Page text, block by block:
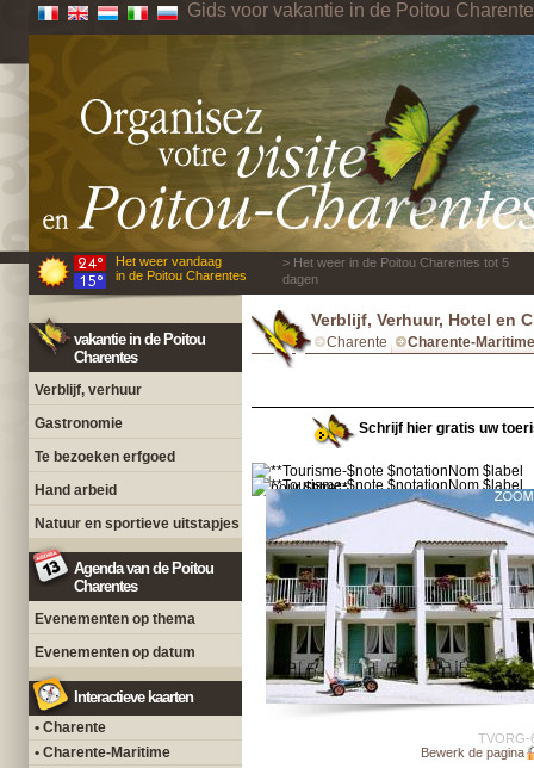
Gids voor vakantie in de Poitou
Het weer vandaag
in de Poitou Charentes
> Het weer in de Poitou Charentes tot 5
dagen
vakantie in de Poitou
Charentes
Verblijf, verhuur
Gastronomie
Te bezoeken erfgoed
Hand arbeid
Natuur en sportieve uitstapjes
Agenda van de Poitou
Charentes
Evenementen op thema
Evenementen op datum
Interactieve kaarten
• Charente
• Charente-Maritime
Verblijf, Verhuur, Hotel en
Charente Charente-Maritime
Schrijf hier gratis uw
TVORG-
Bewerk de pagina